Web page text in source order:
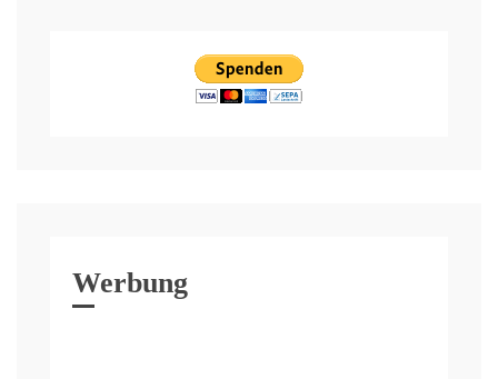
Werbung